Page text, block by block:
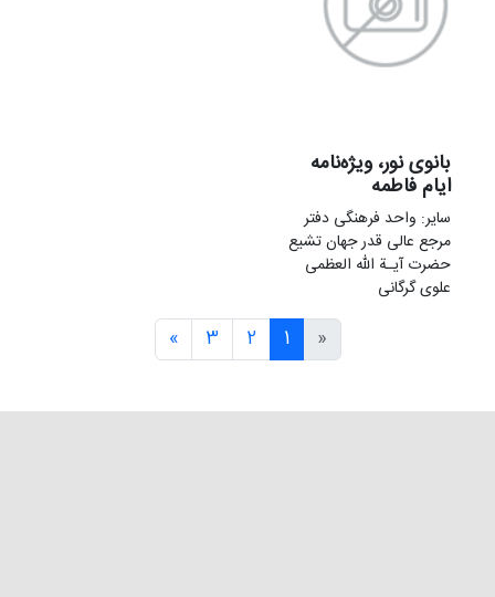
بانوی نور، ویژه‌نامه
ایام فاطمه
سایر: واحد فرهنگی دفتر
مرجع عالی قدر جهان تشیع
حضرت آیـة الله العظمی
علوی گرگانی
«
1
2
3
»